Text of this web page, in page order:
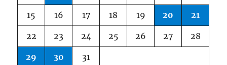
15 16 17 18 19 20 21
22 23 24 25 26 27 28
29 30 31